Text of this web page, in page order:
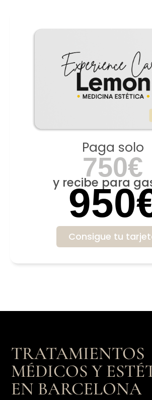
Paga solo
750€
y recibe para
Consigue tu
TRATAMIENTOS
MÉDICOS Y
EN BARCELONA